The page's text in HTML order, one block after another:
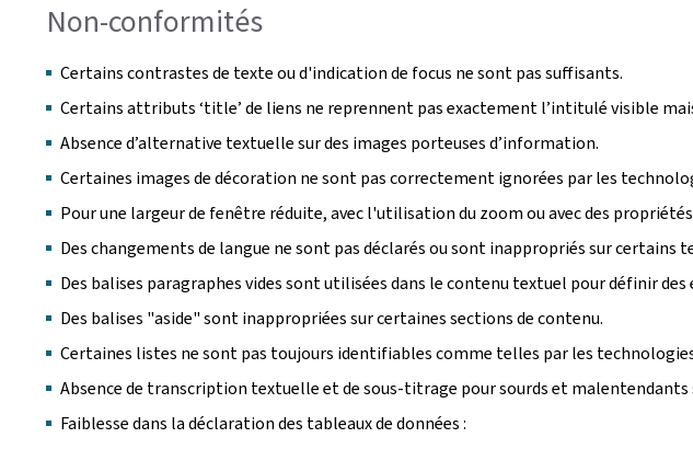
Non-conformités
Certains contrastes de texte ou d'indication de focus ne sont pas suffisants.
Certains attributs ‘title’ de liens ne reprennent pas exactement l’intitulé visible
Absence d’alternative textuelle sur des images porteuses d’information.
Certaines images de décoration ne sont pas correctement ignorées par les
Pour une largeur de fenêtre réduite, avec l'utilisation du zoom ou avec des
Des changements de langue ne sont pas déclarés ou sont inappropriés sur certains
Des balises paragraphes vides sont utilisées dans le contenu textuel pour définir des
Des balises "aside" sont inappropriées sur certaines sections de contenu.
Certaines listes ne sont pas toujours identifiables comme telles par les technologies
Absence de transcription textuelle et de sous-titrage pour sourds et malentendants
Faiblesse dans la déclaration des tableaux de données :